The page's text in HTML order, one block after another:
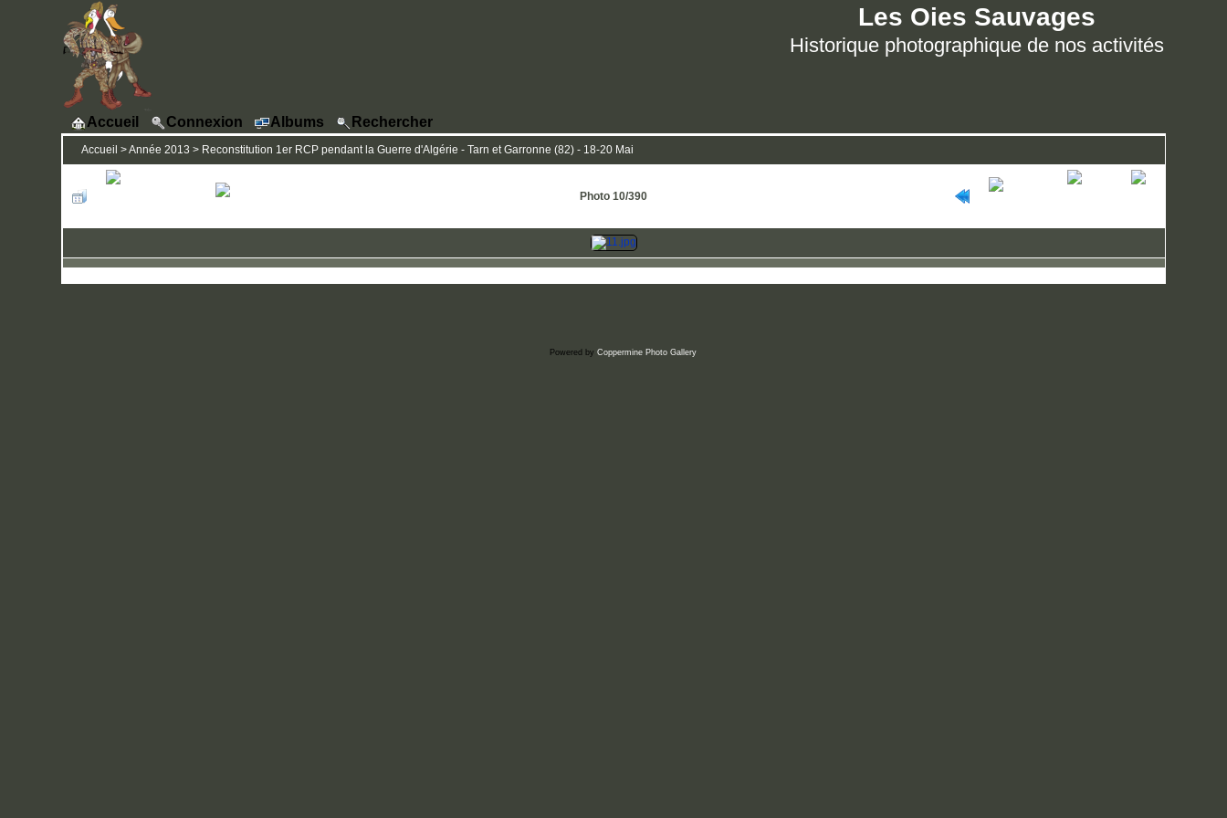
Les Oies Sauvages
Historique photographique de nos activités
Accueil Connexion Albums Rechercher
Accueil >Année 2013 > Reconstitution 1er RCP pendant la Guerre d'Algérie - Tarn et Garronne (82) - 18-20 Mai
Photo 10/390
Powered by Coppermine Photo Gallery